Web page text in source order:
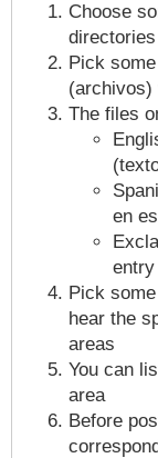
Choose
Pick
(archivos)
The files
en
Pick
hear the
areas
You can
area
Before